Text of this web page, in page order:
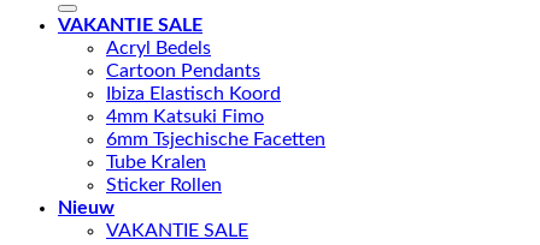
VAKANTIE SALE
Acryl Bedels
Cartoon Pendants
Ibiza Elastisch Koord
4mm Katsuki Fimo
6mm Tsjechische Facetten
Tube Kralen
Sticker Rollen
Nieuw
VAKANTIE SALE